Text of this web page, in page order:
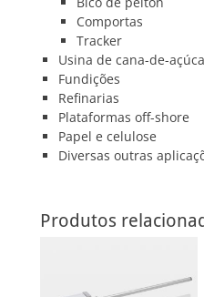
Comportas
Tracker
Usina de cana-de-
Fundições
Refinarias
Plataformas off-shore
Papel e celulose
Diversas outras
Produtos